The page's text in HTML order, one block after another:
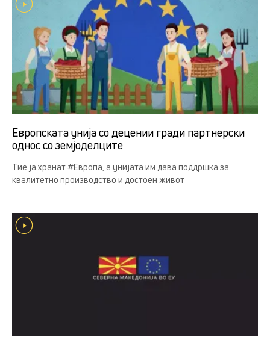
Европската унија со децении гради партнерски
однос со земјоделцитe
Тие ја хранат #Европа, а унијата им дава поддршка за
квалитетно производство и достоен живот